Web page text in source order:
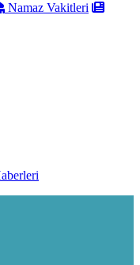
Namaz Vakitleri